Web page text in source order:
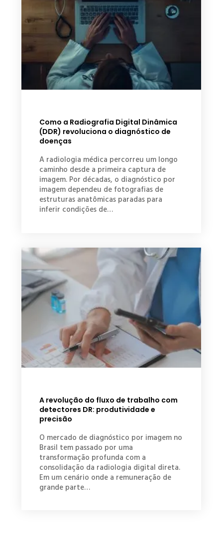
Como a Radiografia Digital Dinâmica
(DDR) revoluciona o diagnóstico de
doenças
A radiologia médica percorreu um longo
caminho desde a primeira captura de
imagem. Por décadas, o diagnóstico por
imagem dependeu de fotografias de
estruturas anatômicas paradas para
inferir condições de…
A revolução do fluxo de trabalho com
detectores DR: produtividade e
precisão
O mercado de diagnóstico por imagem no
Brasil tem passado por uma
transformação profunda com a
consolidação da radiologia digital direta.
Em um cenário onde a remuneração de
grande parte…